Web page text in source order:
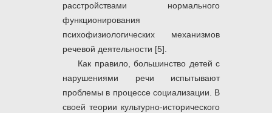
расстройствами нормального
функционирования
психофизиологических механизмов
речевой деятельности [5].
Как правило, большинство детей с
нарушениями речи испытывают
проблемы в процессе социализации. В
своей теории культурно-исторического